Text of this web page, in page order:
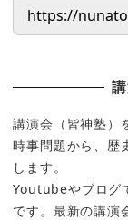
講演会（皆神塾）
時事問題から、歴
します。
Youtubeやブログ
です。最新の講演